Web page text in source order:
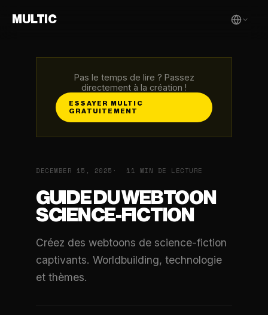
MULTIC
Pas le temps de lire ? Passez
directement à la création !
ESSAYER MULTIC
GRATUITEMENT
DECEMBER 15, 2025 11 MIN DE LECTURE
GUIDE DU WEBTOON
SCIENCE-FICTION
Créez des webtoons de science-fiction
captivants. Worldbuilding, technologie
et thèmes.